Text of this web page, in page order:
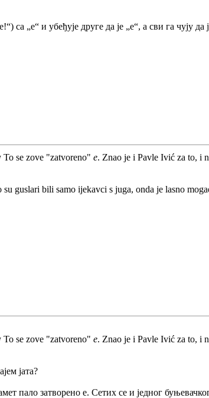
„е“ и убеђује друге да је „е“, а сви га чују
To se zove "zatvoreno" e. Znao je i Pavle Ivić za to, i
guslari bili samo ijekavci s juga, onda je lasno
To se zove "zatvoreno" e. Znao je i Pavle Ivić za to, i
јата?
пало затворено е. Сетих се и једног